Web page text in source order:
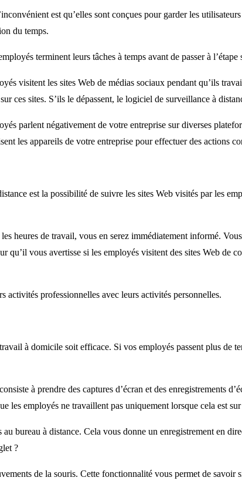
est qu’elles sont conçues pour garder les
du temps.
terminent leurs tâches à temps avant de passer à
visitent les sites Web de médias sociaux pendant qu’ils
ces sites. S’ils le dépassent, le logiciel de surveillance à
parlent négativement de votre entreprise sur diverses
les appareils de votre entreprise pour effectuer des actions
est la possibilité de suivre les sites Web visités par les
heures de travail, vous en serez immédiatement informé.
vous avertisse si les employés visitent des sites Web de
activités professionnelles avec leurs activités personnelles.
à domicile soit efficace. Si vos employés passent plus de
à prendre des captures d’écran et des enregistrements
les employés ne travaillent pas uniquement lorsque cela est
bureau à distance. Cela vous donne un enregistrement en
?
de la souris. Cette fonctionnalité vous permet de savoir